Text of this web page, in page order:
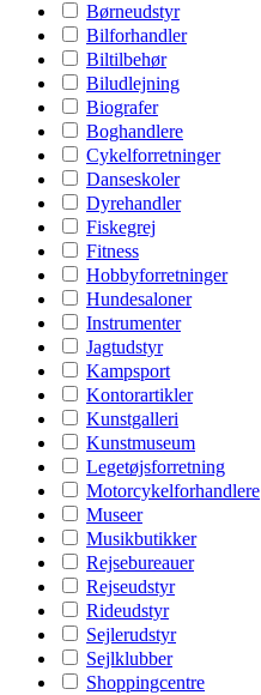
Børneudstyr
Bilforhandler
Biltilbehør
Biludlejning
Biografer
Boghandlere
Cykelforretninger
Danseskoler
Dyrehandler
Fiskegrej
Fitness
Hobbyforretninger
Hundesaloner
Instrumenter
Jagtudstyr
Kampsport
Kontorartikler
Kunstgalleri
Kunstmuseum
Legetøjsforretning
Motorcykelforhandlere
Museer
Musikbutikker
Rejsebureauer
Rejseudstyr
Rideudstyr
Sejlerudstyr
Sejlklubber
Shoppingcentre